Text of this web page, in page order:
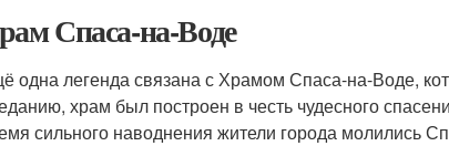
Спаса-на-Воде
одна легенда связана с Храмом Спаса-на-Воде,
храм был построен в честь чудесного
сильного наводнения жители города молились